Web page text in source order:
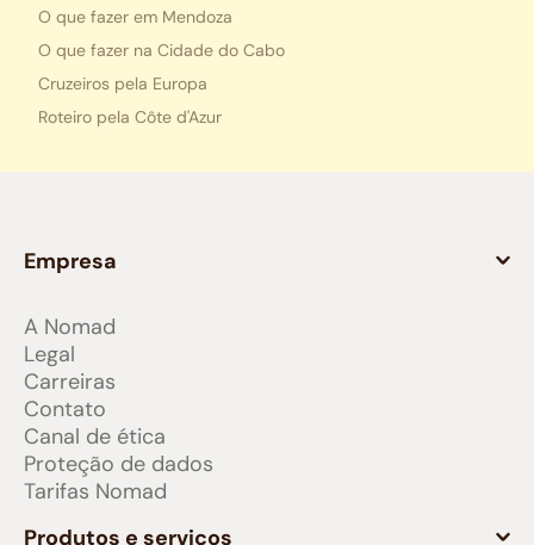
O que fazer em Mendoza
O que fazer na Cidade do Cabo
Cruzeiros pela Europa
Roteiro pela Côte d'Azur
Empresa
A Nomad
Legal
Carreiras
Contato
Canal de ética
Proteção de dados
Tarifas Nomad
Produtos e serviços